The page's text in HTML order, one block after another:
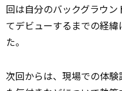
回は自分のバックグラウ
てデビューするまでの経
た。
次回からは、現場での体